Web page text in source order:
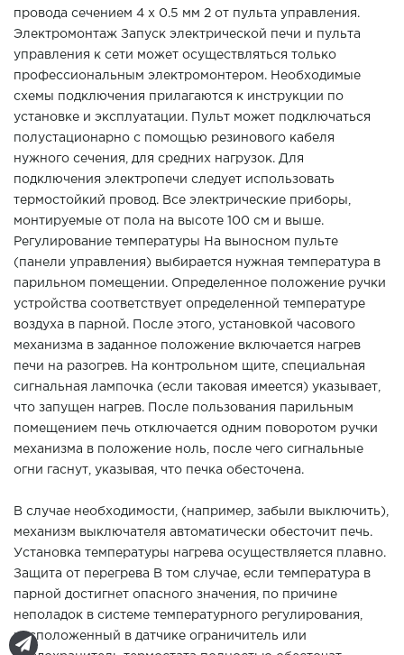
провода сечением 4 х 0.5 мм 2 от пульта управления.
Электромонтаж Запуск электрической печи и пульта
управления к сети может осуществляться только
профессиональным электромонтером. Необходимые
схемы подключения прилагаются к инструкции по
установке и эксплуатации. Пульт может подключаться
полустационарно с помощью резинового кабеля
нужного сечения, для средних нагрузок. Для
подключения электропечи следует использовать
термостойкий провод. Все электрические приборы,
монтируемые от пола на высоте 100 см и выше.
Регулирование температуры На выносном пульте
(панели управления) выбирается нужная температура в
парильном помещении. Определенное положение ручки
устройства соответствует определенной температуре
воздуха в парной. После этого, установкой часового
механизма в заданное положение включается нагрев
печи на разогрев. На контрольном щите, специальная
сигнальная лампочка (если таковая имеется) указывает,
что запущен нагрев. После пользования парильным
помещением печь отключается одним поворотом ручки
механизма в положение ноль, после чего сигнальные
огни гаснут, указывая, что печка обесточена.
В случае необходимости, (например, забыли выключить),
механизм выключателя автоматически обесточит печь.
Установка температуры нагрева осуществляется плавно.
Защита от перегрева В том случае, если температура в
парной достигнет опасного значения, по причине
неполадок в системе температурного регулирования,
расположенный в датчике ограничитель или